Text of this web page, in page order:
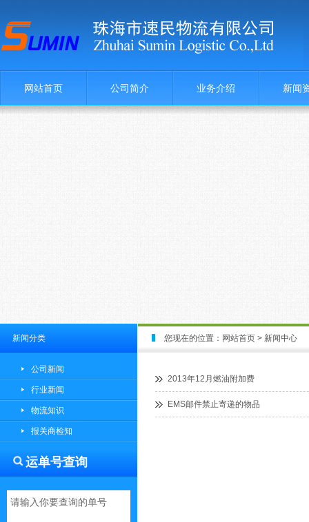
网站首页 公司简介 业务介绍 新闻
新闻分类
公司新闻
行业新闻
物流知识
报关商检知
运单号查询
您现在的位置： 网站首页 > 新闻中心
2013年12月燃油附加费
EMS邮件禁止寄递的物品